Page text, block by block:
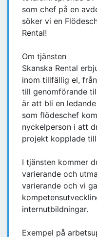
som chef på en
söker vi en
Rental!
Om tjänsten
Skanska Rental
inom tillfällig el,
till genomförande
är att bli en
som flödeschef
nyckelperson i att
projekt kopplade
I tjänsten kommer
varierande och
varierande och vi
internutbildningar.
Exempel på